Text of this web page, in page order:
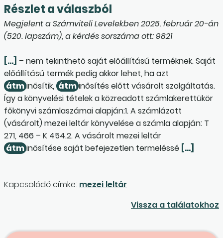
Részlet a válaszból
Megjelent a Számviteli Levelekben 2025. február 20-án
(520. lapszám), a kérdés sorszáma ott: 9821
[…] – nem tekinthető saját előállítású terméknek. Saját
előállítású termék pedig akkor lehet, ha azt
átminősítik, átminősítés előtt vásárolt szolgáltatás.
Így a könyvelési tételek a közreadott számlakerettükör
főkönyvi számlaszámai alapján:1. A számlázott
(vásárolt) mezei leltár könyvelése a számla alapján: T
271, 466 – K 454.2. A vásárolt mezei leltár
átminősítése saját befejezetlen termeléssé […]
Kapcsolódó címke: mezei leltár
Vissza a találatokhoz